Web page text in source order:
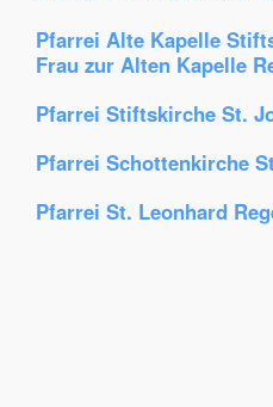
Pfarrei Alte Kapelle
Frau zur Alten Kapelle
Pfarrei Stiftskirche St.
Pfarrei Schottenkirche
Pfarrei St. Leonhard